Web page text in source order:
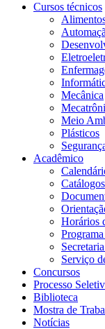
Cursos técnicos
Mecânica
Meio
Plásticos
Acadêmico
Catálogos
Horários
Serviço
Concursos
Processo
Biblioteca
Mostra de
Notícias